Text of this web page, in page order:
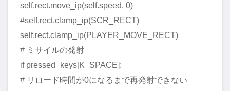
self.rect.move_ip(self.speed, 0)
#self.rect.clamp_ip(SCR_RECT)
self.rect.clamp_ip(PLAYER_MOVE_RECT)
# ミサイルの発射
if pressed_keys[K_SPACE]:
# リロード時間が0になるまで再発射できない